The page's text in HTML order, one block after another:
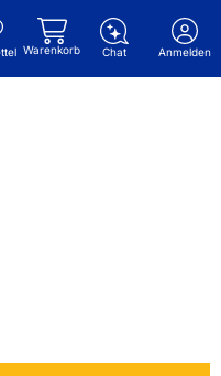
Warenkorb Chat Anmelden